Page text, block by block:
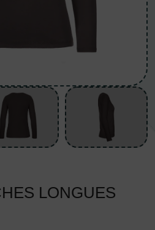
LONGUES